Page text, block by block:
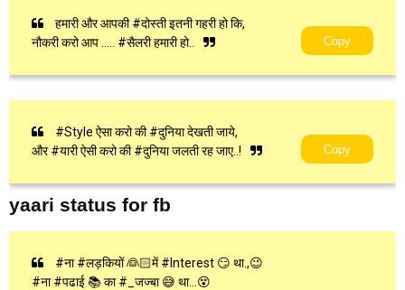
हमारी और आपकी #दोस्ती इतनी गहरी हो कि,
नौकरी करो आप ….. #सैलरी हमारी हो..
Copy
#Style ऐसा करो की #दुनिया देखती जाये,
और #यारी ऐसी करो की #दुनिया जलती रह जाए..!
Copy
yaari status for fb
#ना #लड़कियों 👰🏻में #Interest 😏 था.,😉
#ना #पढाई 📚 का #_जज्बा 😅 था...😵